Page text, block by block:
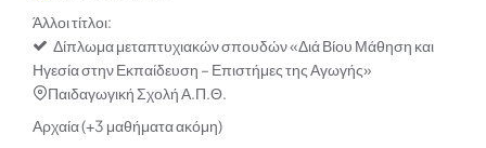
Άλλοι τίτλοι:
Δίπλωμα μεταπτυχιακών σπουδών «Διά Βίου Μάθηση και
Ηγεσία στην Εκπαίδευση – Επιστήμες της Αγωγής»
Παιδαγωγική Σχολή Α.Π.Θ.
Αρχαία (+3 μαθήματα ακόμη)